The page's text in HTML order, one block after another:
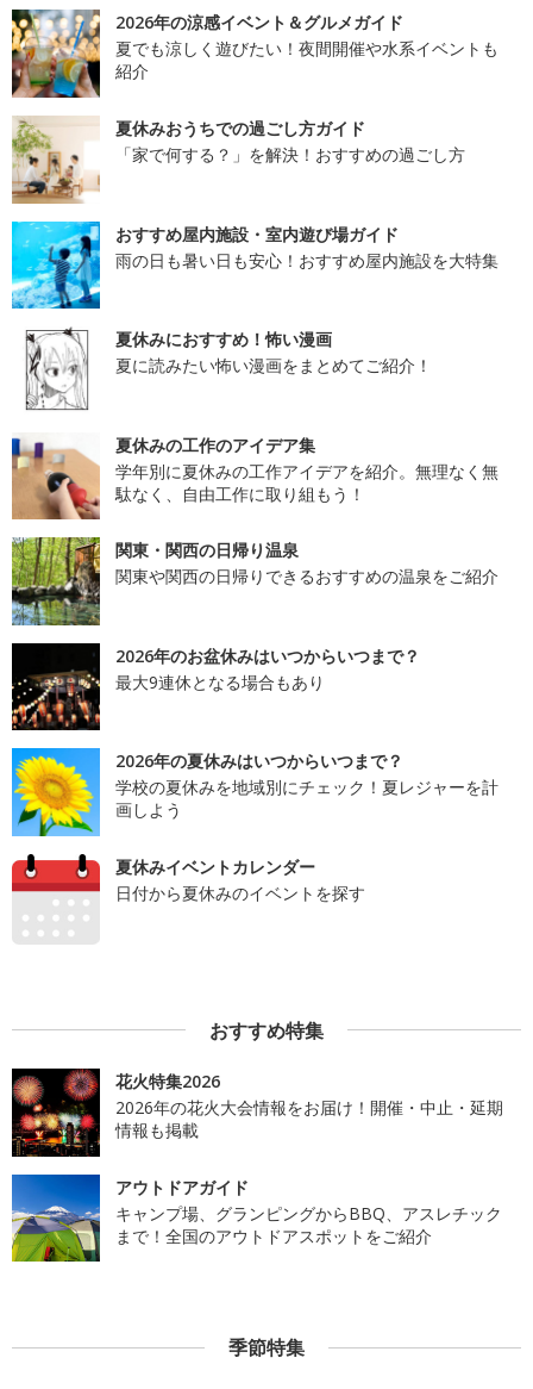
2026年の涼感イベント＆グルメガイド
夏でも涼しく遊びたい！夜間開催や水系イベントも
紹介
夏休みおうちでの過ごし方ガイド
「家で何する？」を解決！おすすめの過ごし方
おすすめ屋内施設・室内遊び場ガイド
雨の日も暑い日も安心！おすすめ屋内施設を大特集
夏休みにおすすめ！怖い漫画
夏に読みたい怖い漫画をまとめてご紹介！
夏休みの工作のアイデア集
学年別に夏休みの工作アイデアを紹介。無理なく無
駄なく、自由工作に取り組もう！
関東・関西の日帰り温泉
関東や関西の日帰りできるおすすめの温泉をご紹介
2026年のお盆休みはいつからいつまで？
最大9連休となる場合もあり
2026年の夏休みはいつからいつまで？
学校の夏休みを地域別にチェック！夏レジャーを計
画しよう
夏休みイベントカレンダー
日付から夏休みのイベントを探す
おすすめ特集
花火特集2026
2026年の花火大会情報をお届け！開催・中止・延期
情報も掲載
アウトドアガイド
キャンプ場、グランピングからBBQ、アスレチック
まで！全国のアウトドアスポットをご紹介
季節特集